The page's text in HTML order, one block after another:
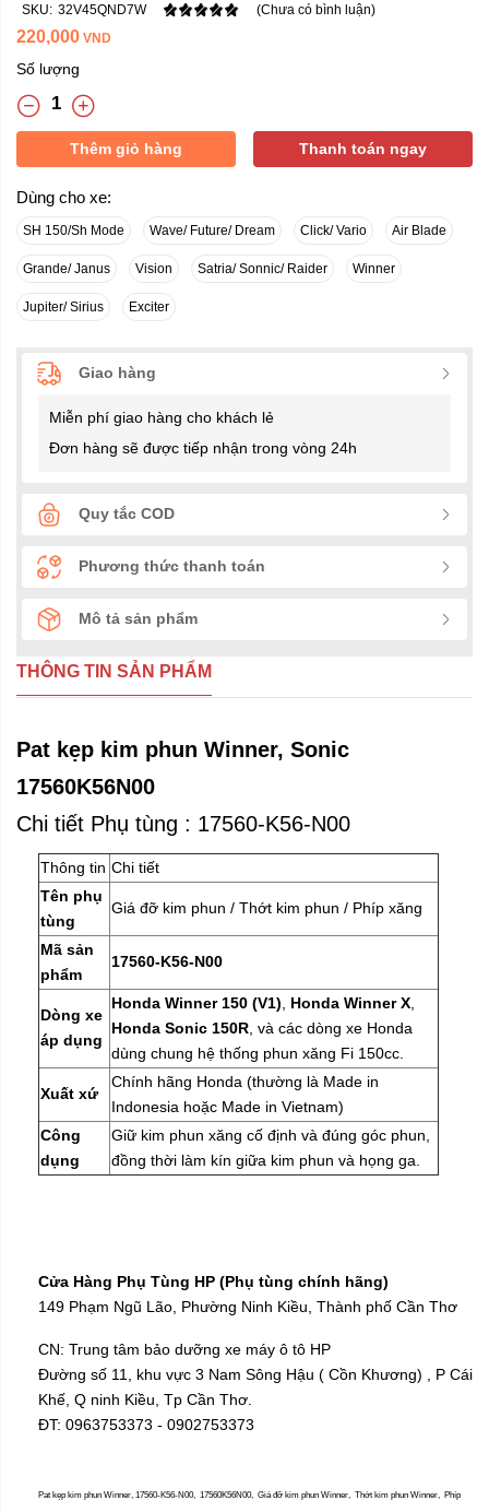
SKU: 32V45QND7W (Chưa có bình luận)
220,000 VND
Số lượng
Thêm giỏ hàng Thanh toán ngay
Dùng cho xe:
SH 150/Sh Mode Wave/ Future/ Dream Click/ Vario Air Blade
Grande/ Janus Vision Satria/ Sonnic/ Raider Winner
Jupiter/ Sirius Exciter
Giao hàng
Miễn phí giao hàng cho khách lẻ
Đơn hàng sẽ được tiếp nhận trong vòng 24h
Quy tắc COD
Phương thức thanh toán
Mô tả sản phẩm
THÔNG TIN SẢN PHẨM
Pat kẹp kim phun Winner, Sonic
17560K56N00
Chi tiết Phụ tùng : 17560-K56-N00
Thông tin Chi tiết
Tên phụ
tùng
Giá đỡ kim phun / Thớt kim phun / Phíp xăng
Mã sản
phẩm
17560-K56-N00
Dòng xe
áp dụng
Honda Winner 150 (V1) Honda Winner X
Honda Sonic 150R , và các dòng xe Honda
dùng chung hệ thống phun xăng Fi 150cc.
Xuất xứ
Chính hãng Honda (thường là Made in
Indonesia hoặc Made in Vietnam)
Công
dụng
Giữ kim phun xăng cố định và đúng góc phun,
đồng thời làm kín giữa kim phun và họng ga.
Cửa Hàng Phụ Tùng HP (Phụ tùng chính hãng)
149 Phạm Ngũ Lão, Phường Ninh Kiều, Thành phố Cần Thơ
CN: Trung tâm bảo dưỡng xe máy ô tô HP
Đường số 11, khu vực 3 Nam Sông Hậu ( Cồn Khương) , P Cái
Khế, Q ninh Kiều, Tp Cần Thơ.
ĐT: 0963753373 - 0902753373
Pat kẹp kim phun Winner, 17560-K56-N00, 17560K56N00, Giá đỡ kim phun Winner, Thớt kim phun Winner, Phíp